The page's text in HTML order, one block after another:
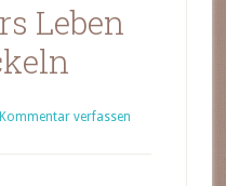
Leben
Kommentar verfassen